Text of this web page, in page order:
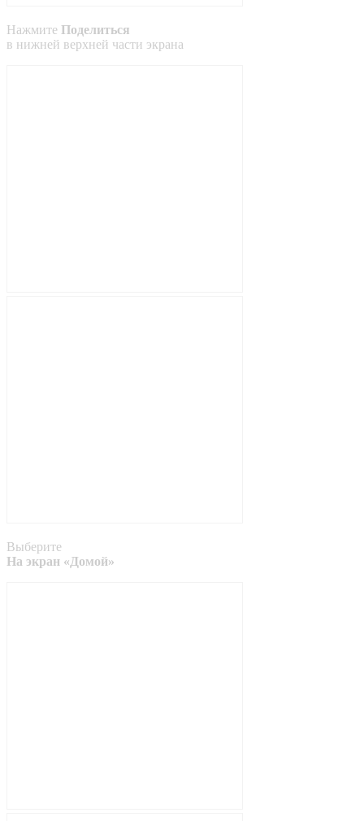
Нажмите Поделиться
в нижней верхней части экрана
Выберите
На экран «Домой»